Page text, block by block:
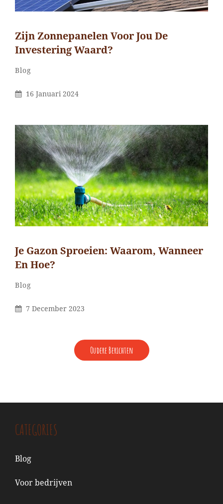
Zijn Zonnepanelen Voor Jou De
Investering Waard?
Categorieën
Blog
Gepubliceerd
16 Januari 2024
Je Gazon Sproeien: Waarom, Wanneer
En Hoe?
Categorieën
Blog
Gepubliceerd
7 December 2023
BERICHTENNAVIGATIEOudere Berichten
CATEGORIES
Blog
Voor bedrijven